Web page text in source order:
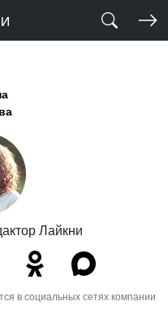
Лайкни
в социальных сетях компании